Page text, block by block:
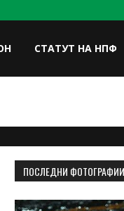
СТАТУТ НА НПФ
ПОСЛЕДНИ ФОТОГРАФИИ